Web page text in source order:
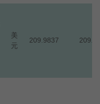
美
元
209.9837